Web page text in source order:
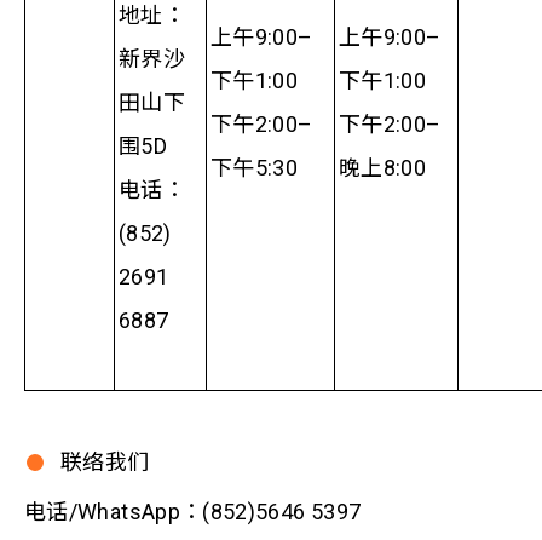
地址：
新界沙
田山下
围5D
电话：
(852)
2691
6887
上午9:00–
下午1:00
下午2:00–
下午5:30
上午9:00–
下午1:00
下午2:00–
晚上8:00
联络我们
电话/WhatsApp：(852)5646 5397